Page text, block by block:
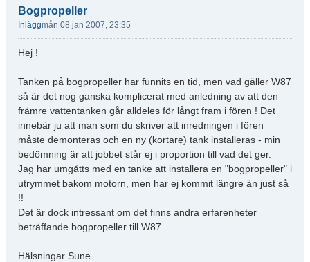
Bogpropeller
Inläggmån 08 jan 2007, 23:35
Hej !
Tanken på bogpropeller har funnits en tid, men vad gäller W87
så är det nog ganska komplicerat med anledning av att den
främre vattentanken går alldeles för långt fram i fören ! Det
innebär ju att man som du skriver att inredningen i fören
måste demonteras och en ny (kortare) tank installeras - min
bedömning är att jobbet står ej i proportion till vad det ger.
Jag har umgåtts med en tanke att installera en "bogpropeller" i
utrymmet bakom motorn, men har ej kommit längre än just så
!!
Det är dock intressant om det finns andra erfarenheter
beträffande bogpropeller till W87.
Hälsningar Sune